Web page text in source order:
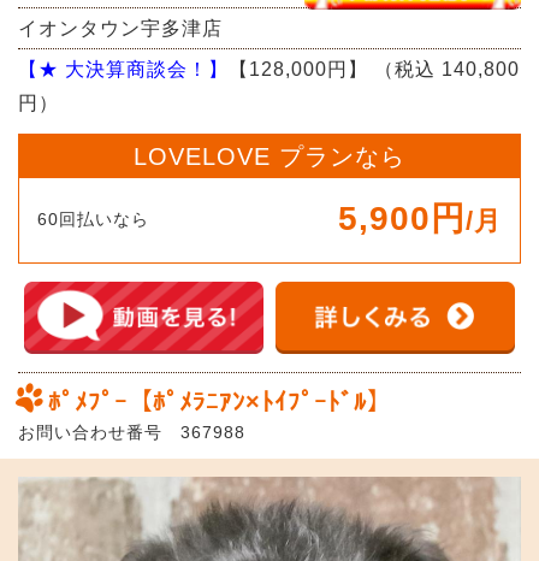
イオンタウン宇多津店
【★ 大決算商談会！】
【128,000円】
（税込 140,800
円）
LOVELOVE プランなら
60回払いなら 5,900円 /月
ﾎﾟﾒﾌﾟｰ【ﾎﾟﾒﾗﾆｱﾝ×ﾄｲﾌﾟｰﾄﾞﾙ】
お問い合わせ番号 367988